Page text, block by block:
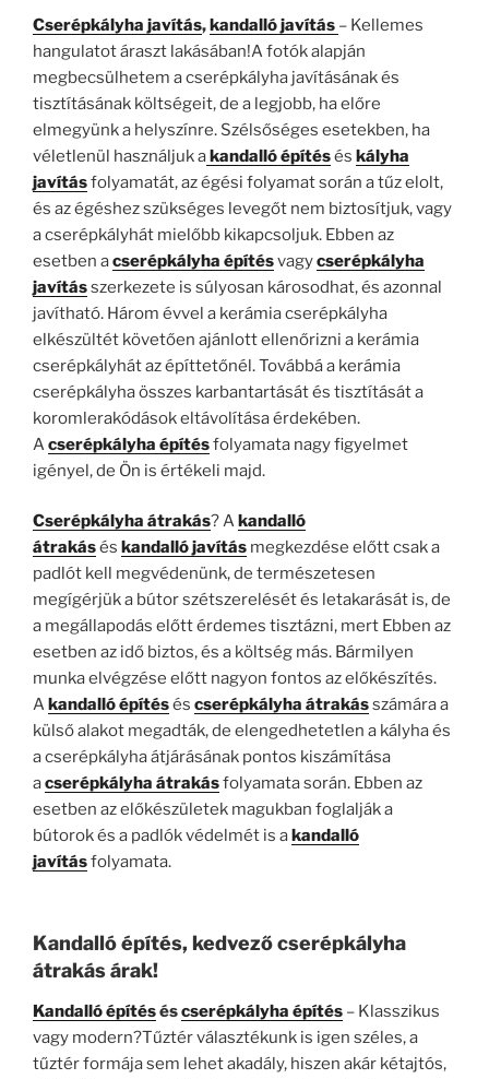
Cserépkályha javítás,kandalló javítás – Kellemes
hangulatot áraszt lakásában!A fotók alapján
megbecsülhetem a cserépkályha javításának és
tisztításának költségeit, de a legjobb, ha előre
elmegyünk a helyszínre. Szélsőséges esetekben, ha
véletlenül használjuk akandalló építésés kályha
javításfolyamatát, az égési folyamat során a tűz elolt,
és az égéshez szükséges levegőt nem biztosítjuk, vagy
a cserépkályhát mielőbb kikapcsoljuk. Ebben az
esetben acserépkályha építésvagycserépkályha
javításszerkezete is súlyosan károsodhat, és azonnal
javítható. Három évvel a kerámia cserépkályha
elkészültét követően ajánlott ellenőrizni a kerámia
cserépkályhát az építtetőnél. Továbbá a kerámia
cserépkályha összes karbantartását és tisztítását a
koromlerakódások eltávolítása érdekében.
A cserépkályha építésfolyamata nagy figyelmet
igényel, de Ön is értékeli majd.
Cserépkályha átrakás? Akandalló
átrakásés kandalló javítás megkezdése előtt csak a
padlót kell megvédenünk, de természetesen
megígérjük a bútor szétszerelését és letakarását is, de
a megállapodás előtt érdemes tisztázni, mert Ebben az
esetben az idő biztos, és a költség más. Bármilyen
munka elvégzése előtt nagyon fontos az előkészítés.
Akandalló építésés cserépkályha átrakásszámára a
külső alakot megadták, de elengedhetetlen a kályha és
a cserépkályha átjárásának pontos kiszámítása
acserépkályha átrakásfolyamata során. Ebben az
esetben az előkészületek magukban foglalják a
bútorok és a padlók védelmét is akandalló
javításfolyamata.
Kandalló építés, kedvező cserépkályha
átrakás árak!
Kandalló építéséscserépkályha építés – Klasszikus
vagy modern?Tűztér választékunk is igen széles, a
tűztér formája sem lehet akadály, hiszen akár kétajtós,